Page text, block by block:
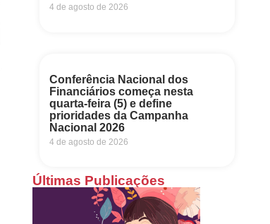
4 de agosto de 2026
Conferência Nacional dos
Financiários começa nesta
quarta-feira (5) e define
prioridades da Campanha
Nacional 2026
4 de agosto de 2026
Últimas Publicações